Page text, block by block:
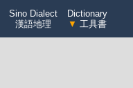
Sino Dialect
漢語地理
Dictionary
▼ 工具書